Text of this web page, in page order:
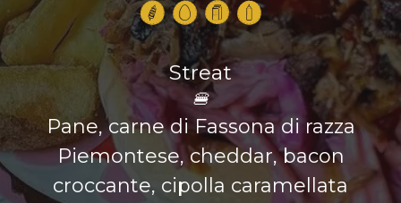
Streat
🍔
Pane, carne di Fassona di razza
Piemontese, cheddar, bacon
croccante, cipolla caramellata